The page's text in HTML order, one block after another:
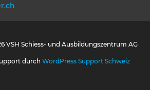
VSH Schiess- und Ausbildungszentrum AG
durch WordPress Support Schweiz